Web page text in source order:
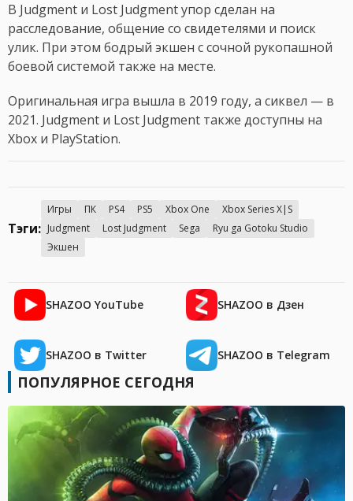
В Judgment и Lost Judgment упор сделан на
расследование, общение со свидетелями и поиск
улик. При этом бодрый экшен с сочной рукопашной
боевой системой также на месте.
Оригинальная игра вышла в 2019 году, а сиквел — в
2021. Judgment и Lost Judgment также доступны на
Xbox и PlayStation.
Тэги:
Игры ПК PS4 PS5 Xbox One
Xbox Series X|S
Judgment
Lost Judgment Sega
Ryu ga Gotoku Studio
Экшен
SHAZOO YouTube SHAZOO в Дзен
SHAZOO в Twitter SHAZOO в Telegram
ПОПУЛЯРНОЕ СЕГОДНЯ